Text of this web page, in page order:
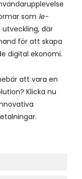
som le-
där
för att skapa
digital ekonomi.
att vara en
Klicka nu